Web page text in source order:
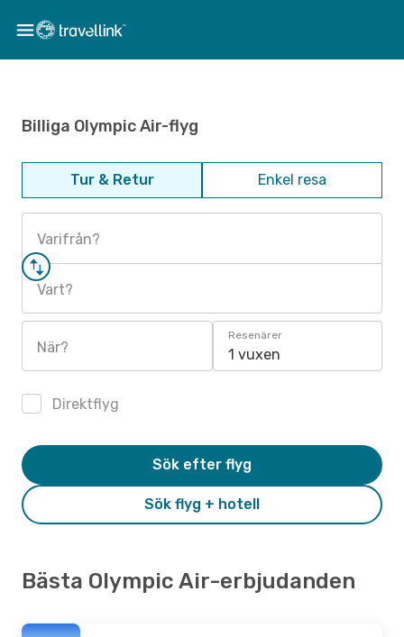
Billiga Olympic Air-flyg
Tur & Retur Enkel resa
Varifrån?
Vart?
När?
Resenärer
1 vuxen
Direktflyg
Sök flyg + hotell
Sök efter flyg
Bästa Olympic Air-erbjudanden